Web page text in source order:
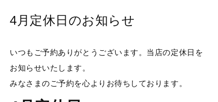
4月定休日のお知らせ
いつもご予約ありがとうございます。当店の定休日を
お知らせいたします。
みなさまのご予約を心よりお待ちしております。